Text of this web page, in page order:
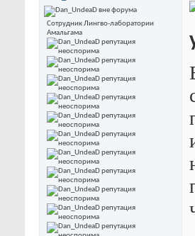
Сотрудник Лингво-лаборатории
Амальгама